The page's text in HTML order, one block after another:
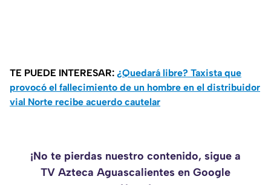
TE PUEDE INTERESAR: ¿Quedará libre? Taxista que
provocó el fallecimiento de un hombre en el distribuidor
vial Norte recibe acuerdo cautelar
¡No te pierdas nuestro contenido, sigue a
TV Azteca Aguascalientes en Google